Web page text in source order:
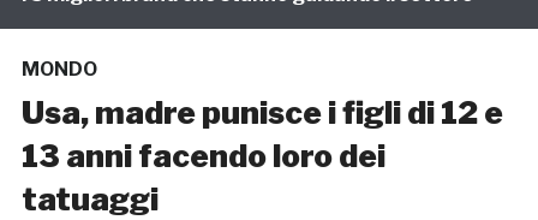
MONDO
Usa, madre punisce i figli di 12 e
13 anni facendo loro dei
tatuaggi